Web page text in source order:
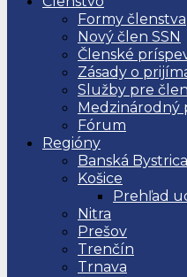
Formy členstva
Nový člen SSN
Členské
Zásady o
Služby pre
Medzinárodný
Fórum
Regióny
Banská Bystrica
Košice
Prehľad
Nitra
Prešov
Trenčín
Trnava